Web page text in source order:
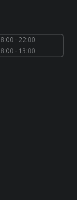
8:00 - 22:00
8:00 - 13:00